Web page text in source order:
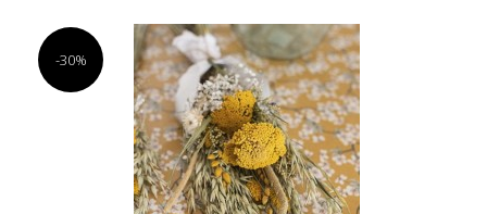
Precioso ramo de fores preservadas en tonos mostaza.
-30%